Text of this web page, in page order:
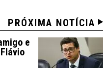
PRÓXIMA NOTÍCIA
e